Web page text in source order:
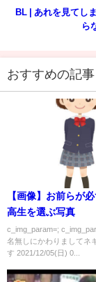
BL | あれを見てし
ら
おすすめの記事
【画像】お前らが
高生を選ぶ写真
c_img_param=;
名無しにかわりましてネ
す 2021/12/05(日) 0...